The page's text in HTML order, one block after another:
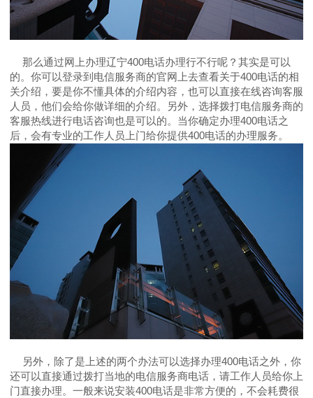
那么通过网上办理辽宁400电话办理行不行呢？其实是可以
的。你可以登录到电信服务商的官网上去查看关于400电话的相
关介绍，要是你不懂具体的介绍内容，也可以直接在线咨询客服
人员，他们会给你做详细的介绍。另外，选择拨打电信服务商的
客服热线进行电话咨询也是可以的。当你确定办理400电话之
后，会有专业的工作人员上门给你提供400电话的办理服务。
另外，除了是上述的两个办法可以选择办理400电话之外，你
还可以直接通过拨打当地的电信服务商电话，请工作人员给你上
门直接办理。一般来说安装400电话是非常方便的，不会耗费很